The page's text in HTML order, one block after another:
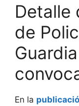
Detalle
de
En la